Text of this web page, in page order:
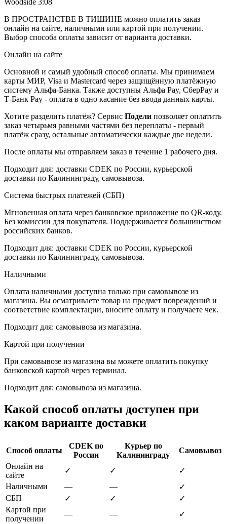
В ПРОСТРАНСТВЕ В ТИШИНЕ можно оплатить заказ
онлайн на сайте, наличными или картой при получении.
Выбор способа оплаты зависит от варианта доставки.
Онлайн на сайте
Основной и самый удобный способ оплаты. Мы принимаем
карты МИР, Visa и Mastercard через защищённую платёжную
систему Альфа-Банка. Также доступны Альфа Pay, СберPay и
Т-Банк Pay - оплата в одно касание без ввода данных карты.
Хотите разделить платёж? Сервис Подели позволяет оплатить
заказ четырьмя равными частями без переплаты - первый
платёж сразу, остальные автоматически каждые две недели.
После оплаты мы отправляем заказ в течение 1 рабочего дня.
Подходит для: доставки CDEK по России, курьерской
доставки по Калининграду, самовывоза.
Система быстрых платежей (СБП)
Мгновенная оплата через банковское приложение по QR-коду.
Без комиссии для покупателя. Поддерживается большинством
российских банков.
Подходит для: доставки CDEK по России, курьерской
доставки по Калининграду, самовывоза.
Наличными
Оплата наличными доступна только при самовывозе из
магазина. Вы осматриваете товар на предмет повреждений и
соответствие комплектации, вносите оплату и получаете чек.
Подходит для: самовывоза из магазина.
Картой при получении
При самовывозе из магазина вы можете оплатить покупку
банковской картой через терминал.
Подходит для: самовывоза из магазина.
Какой способ оплаты доступен при
каком варианте доставки
Способ оплаты
CDEK по
России
Курьер по
Калининграду
Самовывоз
Онлайн на
сайте
✓ ✓
✓
Наличными
— —
✓
СБП
✓ ✓
✓
Картой при
получении
— —
✓